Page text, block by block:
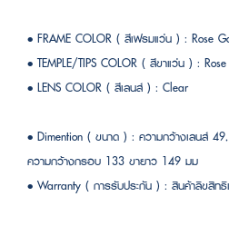
• FRAME COLOR ( สีเฟรมแว่น ) : Rose
• TEMPLE/TIPS COLOR ( สีขาแว่น ) :
• LENS COLOR ( สีเลนส์ ) : Clear
• Dimention ( ขนาด ) : ความกว้างเลนส์
ความกว้างกรอบ 133 ขายาว 149 มม
• Warranty ( การรับประกัน ) : สินค้าลิขสิท